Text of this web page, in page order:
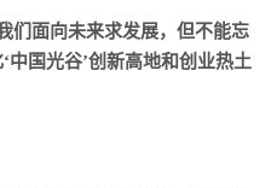
们面向未来求发展，但不能忘
国光谷’创新高地和创业热土